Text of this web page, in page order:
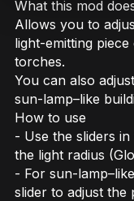
What this mod
Allows you to
light-emitting
torches.
You can also
sun-lamp–like
How to use
- Use the sliders
the light radius
- For sun-
slider to adjust the